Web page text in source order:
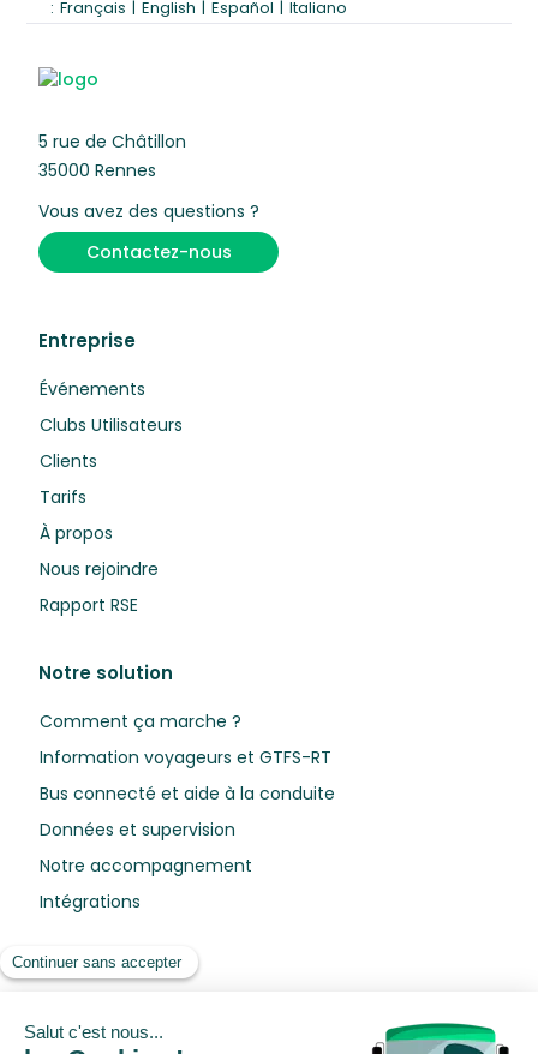
: Français | English | Español | Italiano
5 rue de Châtillon
35000 Rennes
Vous avez des questions ?
Contactez-nous
Entreprise
Événements
Clubs Utilisateurs
Clients
Tarifs
À propos
Nous rejoindre
Rapport RSE
Notre solution
Comment ça marche ?
Information voyageurs et GTFS-RT
Bus connecté et aide à la conduite
Données et supervision
Notre accompagnement
Intégrations
Ressources